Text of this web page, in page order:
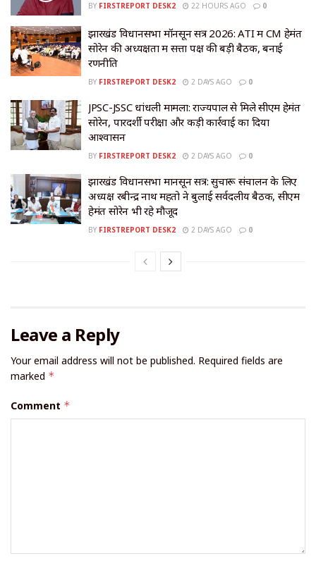
BY FIRSTREPORT DESK2 22 HOURS AGO 0
झारखंड विधानसभा मॉनसून सत्र 2026: ATI में CM हेमंत
सोरेन की अध्यक्षता में सत्ता पक्ष की बड़ी बैठक, बनाई
रणनीति
BY FIRSTREPORT DESK2 2 DAYS AGO 0
JPSC-JSSC धांधली मामला: राज्यपाल से मिले सीएम हेमंत
सोरेन, पारदर्शी परीक्षा और कड़ी कार्रवाई का दिया
आश्वासन
BY FIRSTREPORT DESK2 2 DAYS AGO 0
झारखंड विधानसभा मानसून सत्र: सुचारू संचालन के लिए
अध्यक्ष रबीन्द्र नाथ महतो ने बुलाई सर्वदलीय बैठक, सीएम
हेमंत सोरेन भी रहे मौजूद
BY FIRSTREPORT DESK2 2 DAYS AGO 0
Leave a Reply
Your email address will not be published. Required fields are
marked *
Comment *